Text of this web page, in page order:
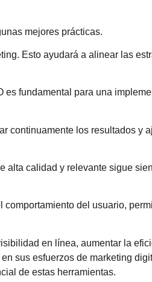
mejores prácticas.
Esto ayudará a alinear las
fundamental para una
continuamente los resultados y
alta calidad y relevante sigue
del usuario,
en línea, aumentar la
sus esfuerzos de marketing
de estas herramientas.